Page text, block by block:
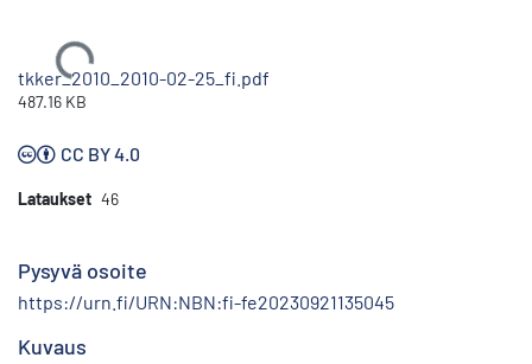
Ladataan...
tkker_2010_2010-02-25_fi.pdf
487.16 KB
CC BY 4.0
Lataukset 46
Pysyvä osoite
https://urn.fi/URN:NBN:fi-fe20230921135045
Kuvaus